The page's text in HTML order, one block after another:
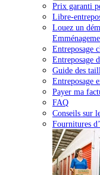
Prix garanti
Libre-
Louez un
Entreposage
Entreposage
Guide des
Entreposage
Payer ma
FAQ
Conseils sur
Fournitures